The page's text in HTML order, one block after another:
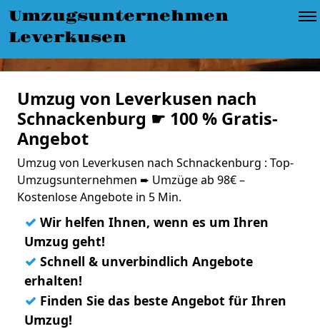
Umzugsunternehmen
Leverkusen
Umzug von Leverkusen nach
Schnackenburg ☛ 100 % Gratis-
Angebot
Umzug von Leverkusen nach Schnackenburg : Top-
Umzugsunternehmen ➨ Umzüge ab 98€ –
Kostenlose Angebote in 5 Min.
✓ Wir helfen Ihnen, wenn es um Ihren
Umzug geht!
✓ Schnell & unverbindlich Angebote
erhalten!
✓ Finden Sie das beste Angebot für Ihren
Umzug!